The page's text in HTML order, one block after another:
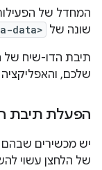
המחדל של
שונה של data>
תיבת הדו-שיח של
שלכם, והאפליקציה
הפעלת תיבת
יש מכשירים שבהם
של הלחצן עשוי